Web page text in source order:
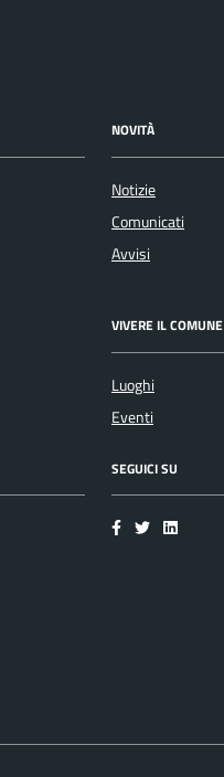
NOVITÀ
Notizie
Comunicati
Avvisi
VIVERE IL COMUNE
Luoghi
Eventi
SEGUICI SU
Facebook
TwitterLinkedIn